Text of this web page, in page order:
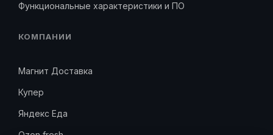
Функциональные характеристики и ПО
КОМПАНИИ
Магнит Доставка
Купер
Яндекс Еда